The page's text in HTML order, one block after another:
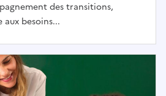
des transitions,
besoins...